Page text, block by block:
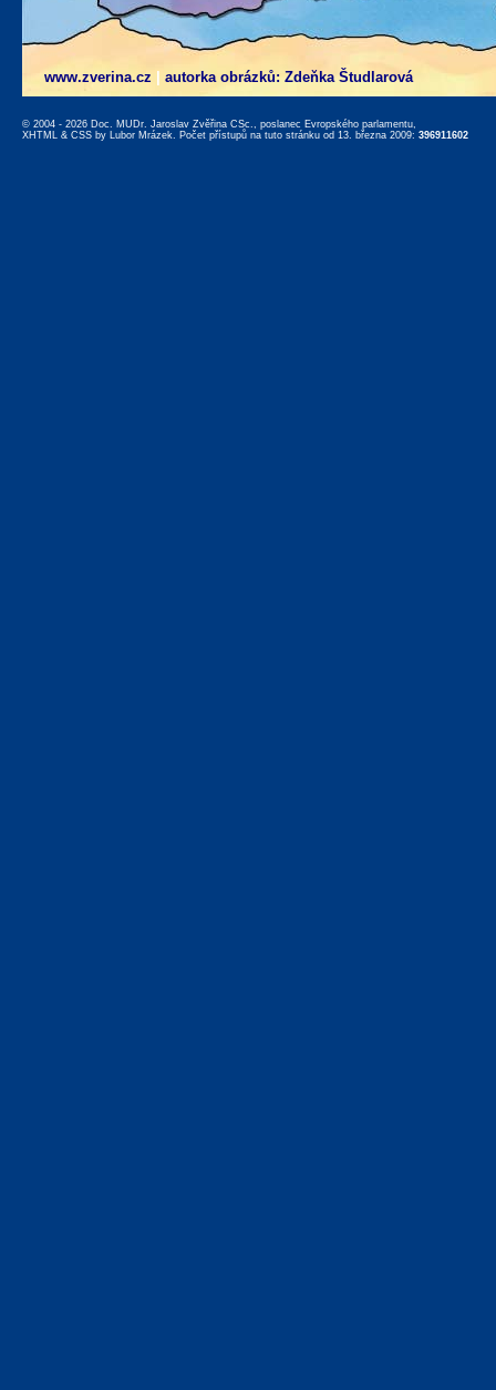
www.zverina.cz autorka obrázků: Zdeňka Študlarová
© 2004 - 2026 Doc. MUDr. Jaroslav Zvěřina CSc., poslanec Evropského parlamentu,
XHTML & CSS by Lubor Mrázek. Počet přístupů na tuto stránku od 13. března 2009: 396911602